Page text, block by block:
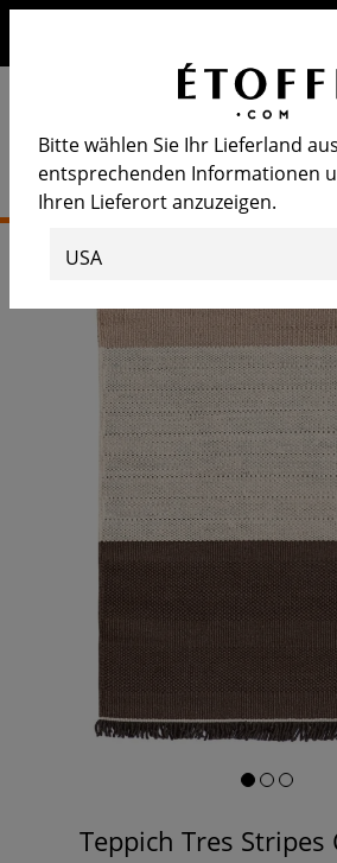
Teppich Tres
Bitte wählen Sie Ihr Lieferland
entsprechenden Informationen
Ihren Lieferort anzuzeigen.